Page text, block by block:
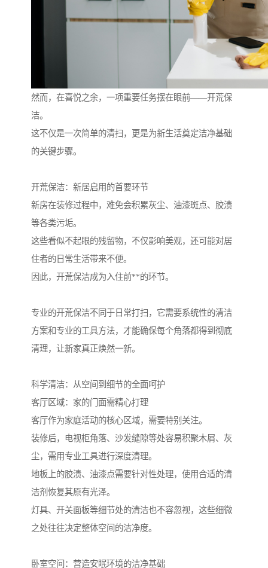
然而，在喜悦之余，一项重要任务摆在眼前——开荒保
洁。
这不仅是一次简单的清扫，更是为新生活奠定洁净基础
的关键步骤。
开荒保洁：新居启用的首要环节
新房在装修过程中，难免会积累灰尘、油漆斑点、胶渍
等各类污垢。
这些看似不起眼的残留物，不仅影响美观，还可能对居
住者的日常生活带来不便。
因此，开荒保洁成为入住前**的环节。
专业的开荒保洁不同于日常打扫，它需要系统性的清洁
方案和专业的工具方法，才能确保每个角落都得到彻底
清理，让新家真正焕然一新。
科学清洁：从空间到细节的全面呵护
客厅区域：家的门面需精心打理
客厅作为家庭活动的核心区域，需要特别关注。
装修后，电视柜角落、沙发缝隙等处容易积聚木屑、灰
尘，需用专业工具进行深度清理。
地板上的胶渍、油漆点需要针对性处理，使用合适的清
洁剂恢复其原有光泽。
灯具、开关面板等细节处的清洁也不容忽视，这些细微
之处往往决定整体空间的洁净度。
卧室空间：营造安眠环境的洁净基础